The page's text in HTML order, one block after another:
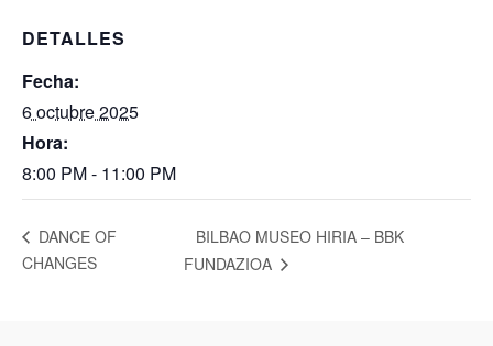
DETALLES
Fecha:
6 octubre 2025
Hora:
8:00 PM - 11:00 PM
DANCE OF
CHANGES
BILBAO MUSEO HIRIA – BBK
FUNDAZIOA